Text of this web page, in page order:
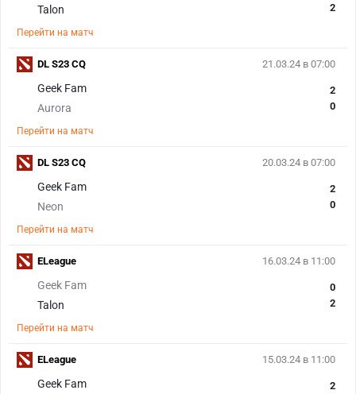
Talon
2
Перейти на матч
21.03.24 в 07:00
Geek Fam
Aurora
2
0
Перейти на матч
DL S23 CQ
20.03.24 в 07:00
Geek Fam
Neon
2
0
Перейти на матч
DL S23 CQ
16.03.24 в 11:00
Geek Fam
Talon
0
2
Перейти на матч
ELeague
15.03.24 в 11:00
Geek Fam
2
ELeague